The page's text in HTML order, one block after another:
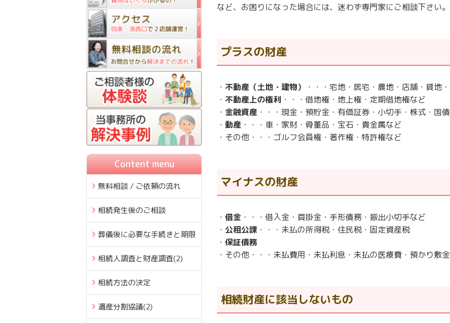
など、お困りになった場合には、迷わず専門家にご相談下さい。
プラスの財産
・ 不動産（土地・建物）
・・・宅地・居宅・農地・店舗・貸地
・ 不動産上の権利 ・・・借地権・地上権・定期借地権など
・ 金融資産 ・・・現金・預貯金・有価証券・小切手・株式・国
・ 動産 ・・・車・家財・骨董品・宝石・貴金属など
・その他・・・ゴルフ会員権・著作権・特許権など
マイナスの財産
・ 借金 ・・・借入金・買掛金・手形債務・振出小切手など
・ 公租公課 ・・・未払の所得税・住民税・固定資産税
・ 保証債務
・その他・・・未払費用・未払利息・未払の医療費・預かり敷
相続財産に該当しないもの
Content menu
無料相談 / ご依頼の流れ
相続発生後のご相談
葬儀後に必要な手続きと期限
相続人調査と財産調査(2)
相続方法の決定
遺産分割協議(2)